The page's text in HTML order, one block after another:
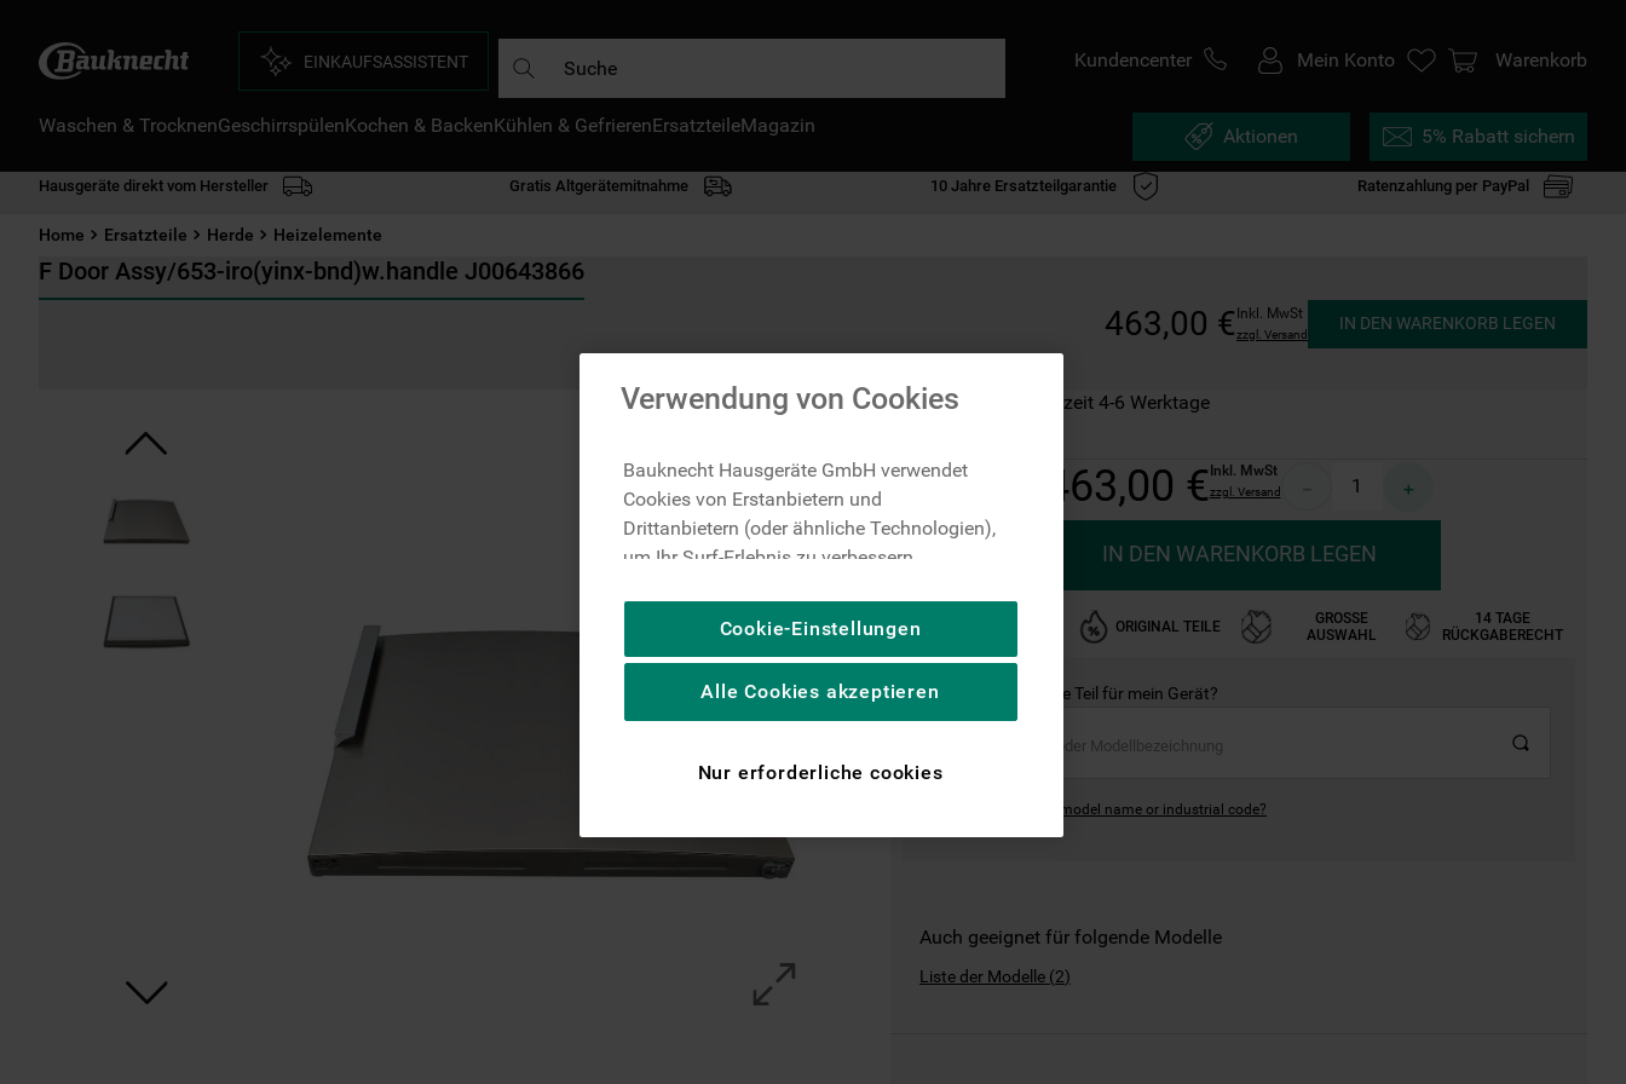
EINKAUFSASSISTENT Kundencenter Mein Konto Warenkorb
Waschen & TrocknenGeschirrspülenKochen & BackenKühlen & GefrierenErsatzteileMagazin Aktionen 5% Rabatt sichern
Hausgeräte direkt vom Hersteller Gratis Altgerätemitnahme 10 Jahre Ersatzteilgarantie Ratenzahlung per PayPal
Home Ersatzteile Herde Heizelemente
F Door Assy/653-iro(yinx-bnd)w.handle J00643866
463,00 € Inkl. MwSt
zzgl. Versand
IN DEN WARENKORB LEGEN
Auf Lager: Lieferzeit 4-6 Werktage
463,00 €Inkl. MwSt
zzgl. Versand ＋
IN DEN WARENKORB LEGEN
ORIGINAL TEILE
GROSSE A
USWAHL
14 TAGE
RÜCKGABERECHT
Ist dies das richtige Teil für mein Gerät?
Where can I find the model name or industrial code?
Auch geeignet für folgende Modelle
Liste der Modelle (2)
Verwendung von Cookies
Bauknecht Hausgeräte GmbH verwendet
Cookies von Erstanbietern und
Drittanbietern (oder ähnliche Technologien),
um Ihr Surf-Erlebnis zu verbessern
um die redaktionellen Inhalte der Website
basierend auf Ihrer Nutzung der Website zu
personalisieren, die Funktionalität der
spezifische Funktionen anzubieten
Werbung basierend auf Ihren
Gewohnheiten, Interaktionen mit unseren
(einschließlich über Drittanbieter und auf
anderen Websites oder sozialen
Plattformen, beispielsweise Google LLC –
Cookie-Einstellungen
Nur erforderliche cookies
Alle Cookies akzeptieren
DIE HÄUFIGSTEN SUCHANFRAGEN
gefrierschrank
kühl-gefrierkombination freistehend